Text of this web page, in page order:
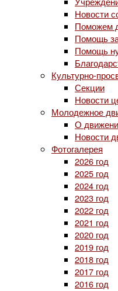
Новости
Поможем
Помощь
Помощь
Культурно-
Секции
Новости
Молодежное
О
Новости
Фотогалерея
2026 год
2025 год
2024 год
2023 год
2022 год
2021 год
2020 год
2019 год
2018 год
2017 год
2016 год